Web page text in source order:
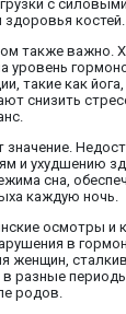
с
костей.
также важно.
уровень
такие как
снизить
значение.
и ухудшению
сна,
каждую ночь.
осмотры и
в
женщин,
разные
родов.